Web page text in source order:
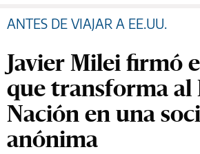
ANTES DE VIAJAR A EE.UU.
Javier Milei firmó
que transforma al
Nación en una
anónima